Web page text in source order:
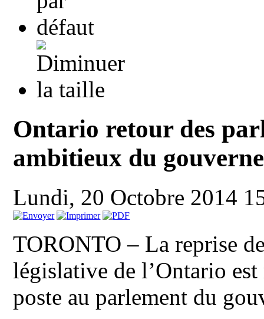
Ontario retour des
ambitieux du
Lundi, 20 Octobre 2014
TORONTO – La reprise
législative de l’Ontario
poste au parlement du